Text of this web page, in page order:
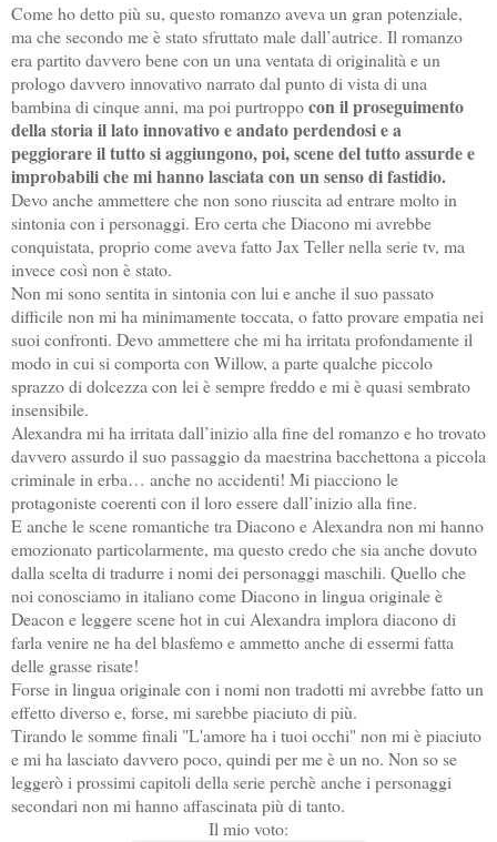
Come ho detto più su, questo romanzo aveva un gran potenziale,
ma che secondo me è stato sfruttato male dall’autrice. Il romanzo
era partito davvero bene con un una ventata di originalità e un
prologo davvero innovativo narrato dal punto di vista di una
bambina di cinque anni, ma poi purtroppocon il proseguimento
della storia il lato innovativo e andato perdendosi e a
peggiorare il tutto si aggiungono, poi, scene del tutto assurde e
improbabili che mi hanno lasciata con un senso di fastidio.
Devo anche ammettere che non sono riuscita ad entrare molto in
sintonia con i personaggi. Ero certa che Diacono mi avrebbe
conquistata, proprio come aveva fatto Jax Teller nella serie tv, ma
invece così non è stato.
Non mi sono sentita in sintonia con lui e anche il suo passato
difficile non mi ha minimamente toccata, o fatto provare empatia nei
suoi confronti. Devo ammettere che mi ha irritata profondamente il
modo in cui si comporta con Willow, a parte qualche piccolo
sprazzo di dolcezza con lei è sempre freddo e mi è quasi sembrato
insensibile.
Alexandra mi ha irritata dall’inizio alla fine del romanzo e ho trovato
davvero assurdo il suo passaggio da maestrina bacchettona a piccola
criminale in erba… anche no accidenti! Mi piacciono le
protagoniste coerenti con il loro essere dall’inizio alla fine.
E anche le scene romantiche tra Diacono e Alexandra non mi hanno
emozionato particolarmente, ma questo credo che sia anche dovuto
dalla scelta di tradurre i nomi dei personaggi maschili. Quello che
noi conosciamo in italiano come Diacono in lingua originale è
Deacon e leggere scene hot in cui Alexandra implora diacono di
farla venire ne ha del blasfemo e ammetto anche di essermi fatta
delle grasse risate!
Forse in lingua originale con i nomi non tradotti mi avrebbe fatto un
effetto diverso e, forse, mi sarebbe piaciuto di più.
Tirando le somme finali "L'amore ha i tuoi occhi" non mi è piaciuto
e mi ha lasciato davvero poco, quindi per me è un no. Non so se
leggerò i prossimi capitoli della serie perchè anche i personaggi
secondari non mi hanno affascinata più di tanto.
Il mio voto: